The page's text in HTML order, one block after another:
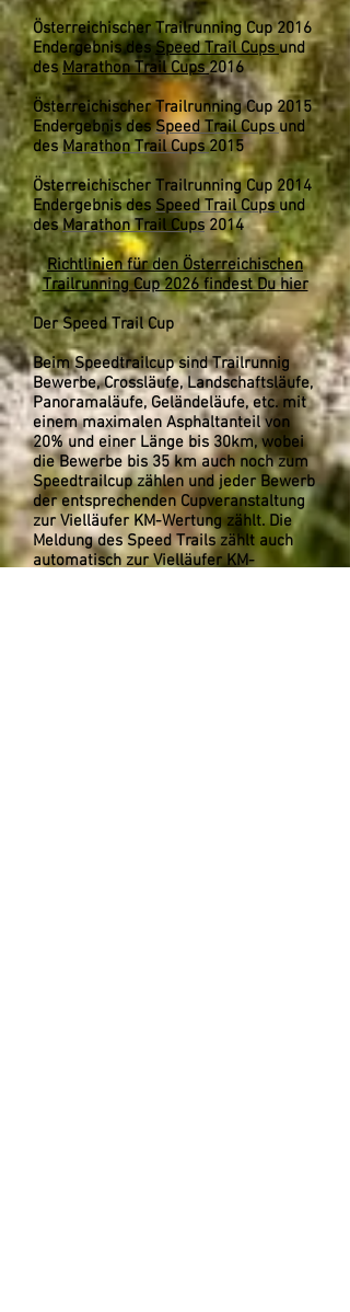
Österreichischer Trailrunning Cup 2016
Endergebnis desSpeed Trail Cupsund
des Marathon Trail Cups 2016
Österreichischer Trailrunning Cup 2015
Endergebnis desSpeed Trail Cupsund
desMarathon Trail Cups2015
Österreichischer Trailrunning Cup 2014
Endergebnis des Speed Trail Cups und
desMarathon Trail Cups 2014
Richtlinien für den Österreichischen
Trailrunning Cup 2026 findest Du hier
Der Speed Trail Cup
Beim Speedtrailcup sind Trailrunnig
Bewerbe, Crossläufe,Landschaftsläufe,
Panoramaläufe, Geländeläufe, etc. mit
einem maximalen Asphaltanteil von
20% und einer Länge bis 30km, wobei
die Bewerbe bis 35 km auch noch zum
Speedtrailcup zählen und jeder Bewerb
der entsprechenden Cupveranstaltung
zur Vielläufer KM-Wertung zählt. Die
Meldung des Speed Trails zählt auch
automatisch zur Vielläufer KM-